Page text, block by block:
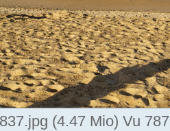
(4.47 Mio) Vu